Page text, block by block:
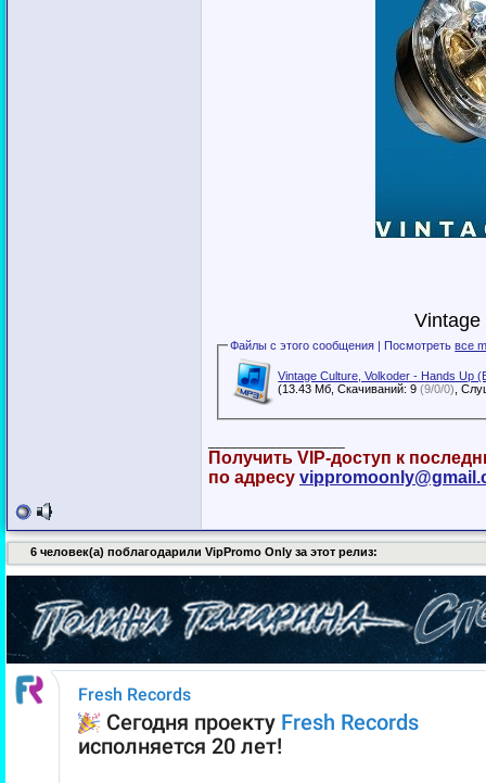
Vintage
Файлы с этого сообщения | Посмотретьвсе
Vintage Culture, Volkoder - Hands Up
(13.43 Мб, Скачиваний: 9(9/0/0)
Получить VIP-доступ к
по адресу
6 человек(а) поблагодарили VipPromo Only за этот релиз: